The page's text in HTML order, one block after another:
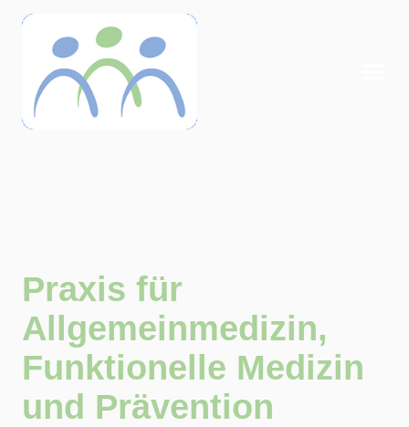
Praxis für
Allgemeinmedizin,
Funktionelle Medizin
und Prävention